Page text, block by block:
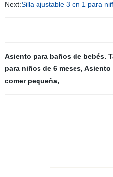
Next:Silla ajustable 3 en 1 para
Asiento para baños de bebés,
para niños de 6 meses, Asiento
comer pequeña,